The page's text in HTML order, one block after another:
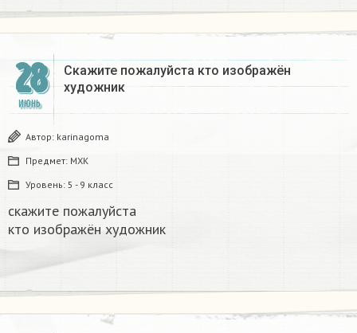
28
ИЮНЬ
Скажите пожалуйста кто изображён
художник ​
Автор: karinagoma
Предмет: МХК
Уровень: 5 - 9 класс
скажите пожалуйста
кто изображён художник